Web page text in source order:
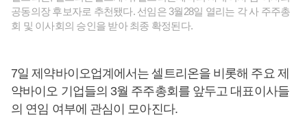
공동의장 후보자로 추천됐다. 선임은 3월28일 열리는 각 사 주주총
회 및 이사회의 승인을 받아 최종 확정된다.
7일 제약바이오업계에서는 셀트리온을 비롯해 주요 제
약바이오 기업들의 3월 주주총회를 앞두고 대표이사들
의 연임 여부에 관심이 모아진다.